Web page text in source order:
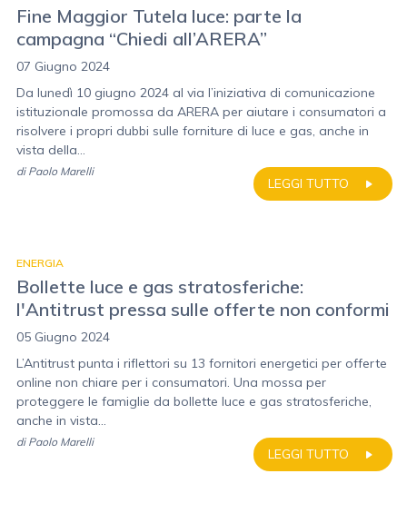
Fine Maggior Tutela luce: parte la
campagna “Chiedi all’ARERA”
07 Giugno 2024
Da lunedì 10 giugno 2024 al via l’iniziativa di comunicazione
istituzionale promossa da ARERA per aiutare i consumatori a
risolvere i propri dubbi sulle forniture di luce e gas, anche in
vista della...
LEGGI TUTTO
di Paolo Marelli
ENERGIA
Bollette luce e gas stratosferiche:
l'Antitrust pressa sulle offerte non conformi
05 Giugno 2024
L’Antitrust punta i riflettori su 13 fornitori energetici per offerte
online non chiare per i consumatori. Una mossa per
proteggere le famiglie da bollette luce e gas stratosferiche,
anche in vista...
LEGGI TUTTO
di Paolo Marelli